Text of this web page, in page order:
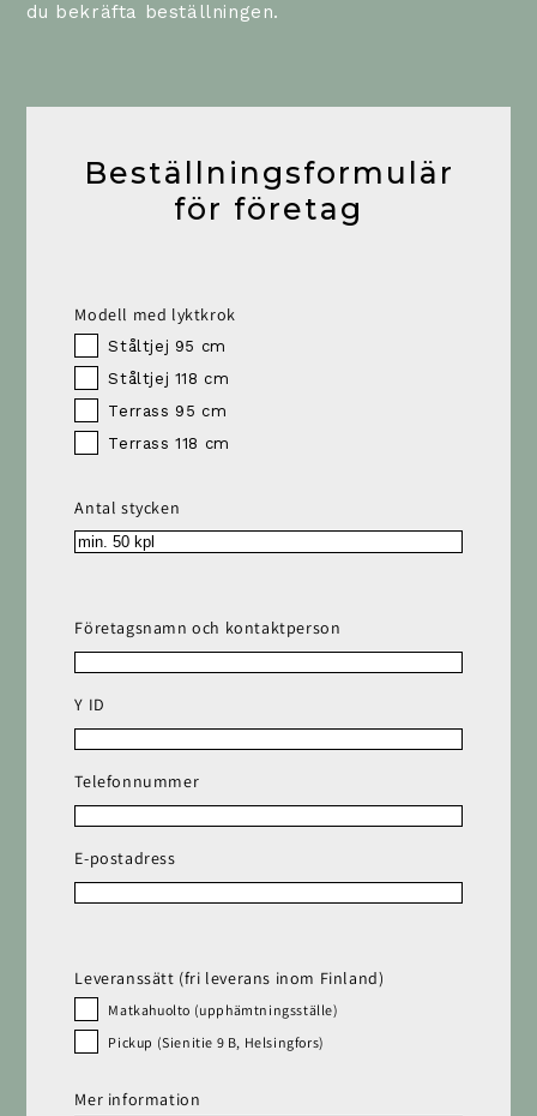
du bekräfta beställningen.
Beställningsformulär
för företag
Modell med lyktkrok
Ståltjej 95 cm
Ståltjej 118 cm
Terrass 95 cm
Terrass 118 cm
Antal stycken
Företagsnamn och kontaktperson
Y ID
Telefonnummer
E-postadress
Leveranssätt (fri leverans inom Finland)
Matkahuolto (upphämtningsställe)
Pickup (Sienitie 9 B, Helsingfors)
Mer information